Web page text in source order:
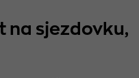
na sjezdovku,